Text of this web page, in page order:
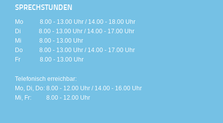
SPRECHSTUNDEN
Mo 8.00 - 13.00 Uhr / 14.00 - 18.00 Uhr
Di 8.00 - 13.00 Uhr / 14.00 - 17.00 Uhr
Mi 8.00 - 13.00 Uhr
Do 8.00 - 13.00 Uhr / 14.00 - 17.00 Uhr
Fr 8.00 - 13.00 Uhr
Telefonisch erreichbar:
Mo, Di, Do: 8.00 - 12.00 Uhr / 14.00 - 16.00 Uhr
Mi, Fr: 8.00 - 12.00 Uhr